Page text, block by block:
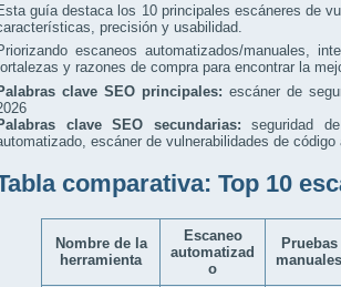
guía destaca los 10 principales escáneres de
precisión y usabilidad.
escaneos automatizados/manuales,
y razones de compra para encontrar la
clave SEO principales: escáner de
clave SEO secundarias: seguridad
escáner de vulnerabilidades de
comparativa: Top 10
Nombre de la
herramienta
Escaneo
automatizad
o
Pruebas
manuales